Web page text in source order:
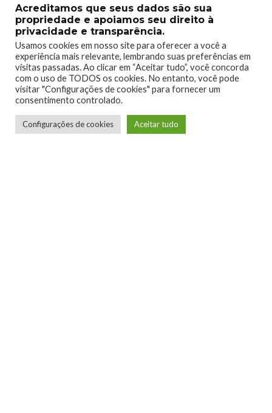
Manter o bem-estar dos alunos em alta depende de uma série
de fatores que são extremamente difíceis de equalizar. Após
estudar sobrecomo é a vida dos humanos na Terra
alunos vãodesejar ter os mesmos confortos dos seres
humanos, como por exemplo, alimentação,decoraçõese
principalmenteo clima . Você se lembra dosmeteoritosque
ajudavam a financiar o campus na Cidade Universal? então,
você vai precisar de muito dinheiro para construir e manter as
Acreditamos que seus dados são sua
propriedade e apoiamos seu direito à
privacidade e transparência.
Usamos cookies em nosso site para oferecer a você a
experiência mais relevante, lembrando suas preferências em
visitas passadas. Ao clicar em “Aceitar tudo”, você concorda
com o uso de TODOS os cookies. No entanto, você pode
visitar "Configurações de cookies" para fornecer um
consentimento controlado.
Configurações de cookies Aceitar tudo